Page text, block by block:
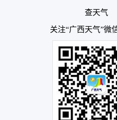
查天气
关注“广西天气”微